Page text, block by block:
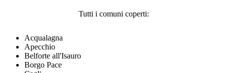
Tutti i comuni coperti:
Acqualagna
Apecchio
Belforte all'Isauro
Borgo Pace